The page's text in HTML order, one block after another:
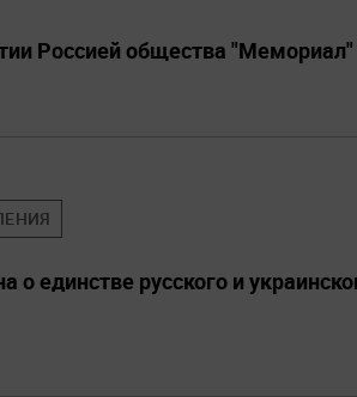
Россией общества "Мемориал"
о единстве русского и